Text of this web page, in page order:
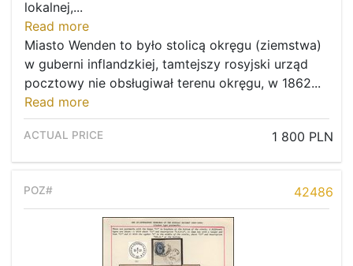
lokalnej,...
Read more
Miasto Wenden to było stolicą okręgu (ziemstwa)
w guberni inflandzkiej, tamtejszy rosyjski urząd
pocztowy nie obsługiwał terenu okręgu, w 1862...
Read more
1 800 PLN
42486